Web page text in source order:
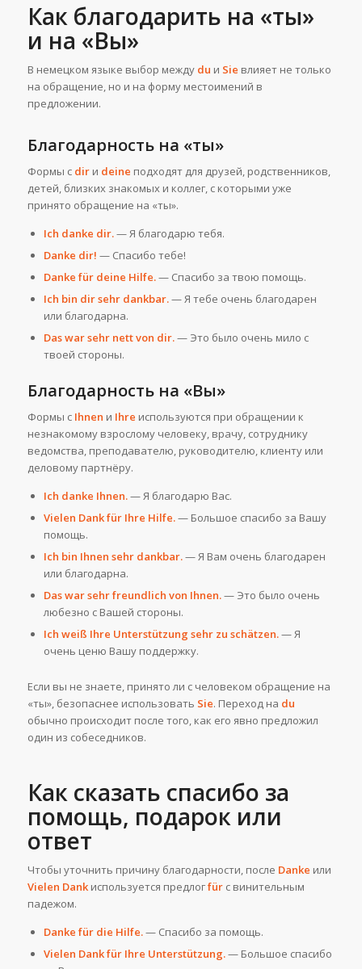
Как благодарить на «ты»
и на «Вы»
В немецком языке выбор между du и Sie влияет не только
на обращение, но и на форму местоимений в
предложении.
Благодарность на «ты»
Формы с dirи deine подходят для друзей, родственников,
детей, близких знакомых и коллег, с которыми уже
принято обращение на «ты».
Ich danke dir.— Я благодарю тебя.
Danke dir! — Спасибо тебе!
Danke für deine Hilfe.— Спасибо за твою помощь.
Ich bin dir sehr dankbar.— Я тебе очень благодарен
или благодарна.
Das war sehr nett von dir.— Это было очень мило с
твоей стороны.
Благодарность на «Вы»
Формы с Ihnen и Ihre используются при обращении к
незнакомому взрослому человеку, врачу, сотруднику
ведомства, преподавателю, руководителю, клиенту или
деловому партнёру.
Ich danke Ihnen.— Я благодарю Вас.
Vielen Dank für Ihre Hilfe.— Большое спасибо за Вашу
помощь.
Ich bin Ihnen sehr dankbar.— Я Вам очень благодарен
или благодарна.
Das war sehr freundlich von Ihnen.— Это было очень
любезно с Вашей стороны.
Ich weiß Ihre Unterstützung sehr zu schätzen.— Я
очень ценю Вашу поддержку.
Если вы не знаете, принято ли с человеком обращение на
«ты», безопаснее использовать Sie. Переход на du
обычно происходит после того, как его явно предложил
один из собеседников.
Как сказать спасибо за
помощь, подарок или
ответ
Чтобы уточнить причину благодарности, после Danke или
Vielen Dankиспользуется предлогfürс винительным
падежом.
Danke für die Hilfe.— Спасибо за помощь.
Vielen Dank für Ihre Unterstützung.— Большое спасибо